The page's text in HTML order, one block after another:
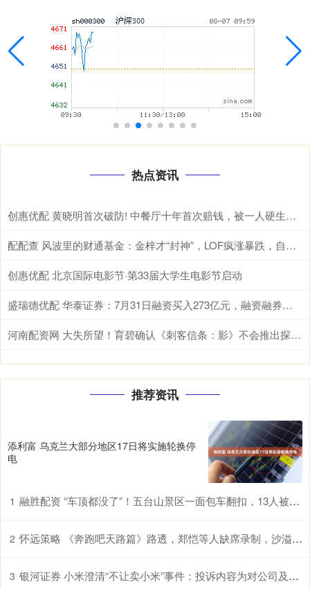
热点资讯
创惠优配 黄晓明首次破防! 中餐厅十年首次赔钱，被一人硬生生坑惨
配配查 风波里的财通基金：金梓才“封神”，LOF疯涨暴跌，自购狂赚5000万
创惠优配 北京国际电影节·第33届大学生电影节启动
盛瑞德优配 华泰证券：7月31日融资买入273亿元，融资融券余额7034亿元
河南配资网 大失所望！育碧确认《刺客信条：影》不会推出探索之旅模式_玩家_游戏_历史
推荐资讯
添利富 乌克兰大部分地区17日将实施轮换停
电
1 融胜配资 “车顶都没了”！五台山景区一面包车翻扣，13人被困全部获救；当地回应：无人死亡，事发原因正调查
2 怀远策略 《奔跑吧天路篇》路透，郑恺等人缺席录制，沙溢命太苦，新加5人
3 银河证券 小米澄清“不让卖小米”事件：投诉内容为对公司及高管名誉侵害